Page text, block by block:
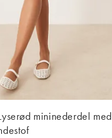
mininederdel med